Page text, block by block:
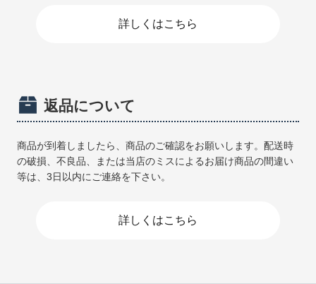
詳しくはこちら
返品について
商品が到着しましたら、商品のご確認をお願いします。配送時
の破損、不良品、または当店のミスによるお届け商品の間違い
等は、3日以内にご連絡を下さい。
詳しくはこちら